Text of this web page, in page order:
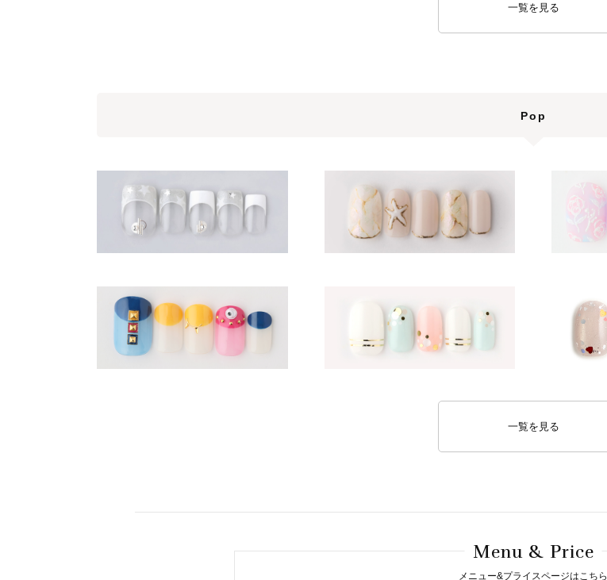
一覧を見る
Pop
一覧を見る
Menu& Price
メニュー&プライスページはこちら